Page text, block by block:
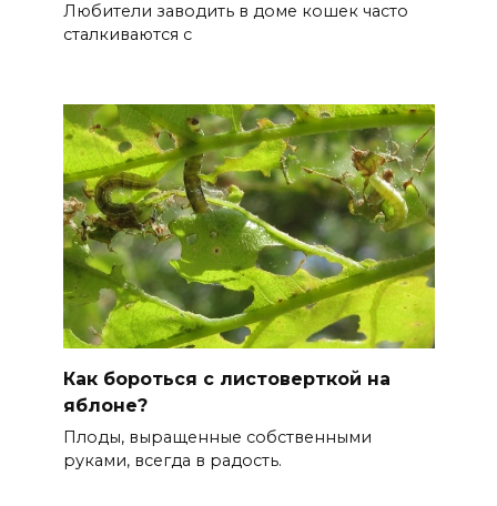
Любители заводить в доме кошек часто
сталкиваются с
Как бороться с листоверткой на
яблоне?
Плоды, выращенные собственными
руками, всегда в радость.